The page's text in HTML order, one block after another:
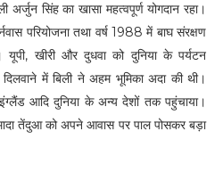
अर्जुन सिंह का खासा महत्वपूर्ण योगदान रहा।
परियोजना तथा वर्ष 1988 में बाघ संरक्षण
खीरी और दुधवा को दुनिया के पर्यटन
में बिली ने अहम भूमिका अदा की थी।
इंग्लैंड आदि दुनिया के अन्य देशों तक पहुंचाया।
तेंदुआ को अपने आवास पर पाल पोसकर बड़ा